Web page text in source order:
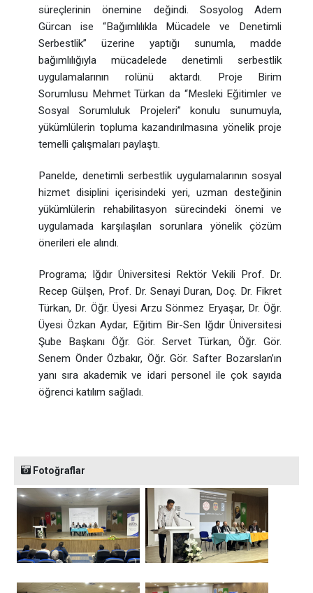
süreçlerinin önemine değindi. Sosyolog Adem
Gürcan ise “Bağımlılıkla Mücadele ve Denetimli
Serbestlik” üzerine yaptığı sunumla, madde
bağımlılığıyla mücadelede denetimli serbestlik
uygulamalarının rolünü aktardı. Proje Birim
Sorumlusu Mehmet Türkan da “Mesleki Eğitimler ve
Sosyal Sorumluluk Projeleri” konulu sunumuyla,
yükümlülerin topluma kazandırılmasına yönelik proje
temelli çalışmaları paylaştı.
Panelde, denetimli serbestlik uygulamalarının sosyal
hizmet disiplini içerisindeki yeri, uzman desteğinin
yükümlülerin rehabilitasyon sürecindeki önemi ve
uygulamada karşılaşılan sorunlara yönelik çözüm
önerileri ele alındı.
Programa; Iğdır Üniversitesi Rektör Vekili Prof. Dr.
Recep Gülşen, Prof. Dr. Senayi Duran, Doç. Dr. Fikret
Türkan, Dr. Öğr. Üyesi Arzu Sönmez Eryaşar, Dr. Öğr.
Üyesi Özkan Aydar, Eğitim Bir-Sen Iğdır Üniversitesi
Şube Başkanı Öğr. Gör. Servet Türkan, Öğr. Gör.
Senem Önder Özbakır, Öğr. Gör. Safter Bozarslan’ın
yanı sıra akademik ve idari personel ile çok sayıda
öğrenci katılım sağladı.
Fotoğraflar